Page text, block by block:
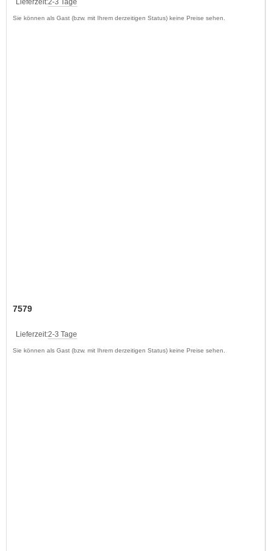
Lieferzeit:2-3 Tage
Sie können als Gast (bzw. mit Ihrem derzeitigen Status) keine Preise sehen.
7579
Lieferzeit:2-3 Tage
Sie können als Gast (bzw. mit Ihrem derzeitigen Status) keine Preise sehen.